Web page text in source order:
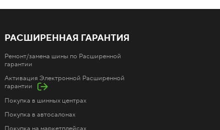
РАСШИРЕННАЯ ГАРАНТИЯ
Ремонт/замена шины по Расширенной
гарантии
Активация Электронной Расширенной
гарантии
Покупка в шинных центрах
Покупка в автосалонах